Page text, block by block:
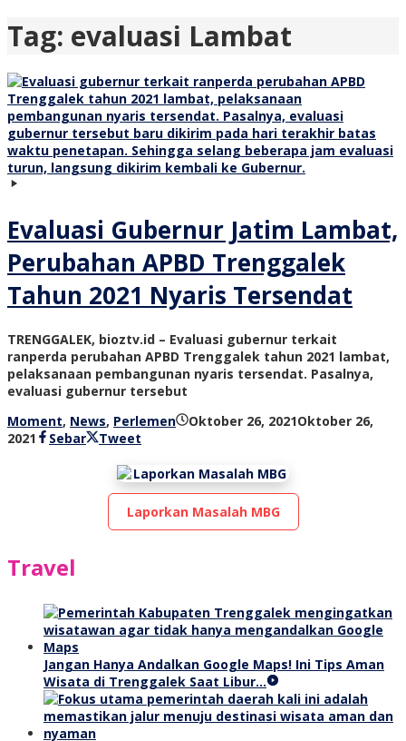
Tag: evaluasi Lambat
Evaluasi Gubernur Jatim Lambat,
Perubahan APBD Trenggalek
Tahun 2021 Nyaris Tersendat
TRENGGALEK, bioztv.id – Evaluasi gubernur terkait
ranperda perubahan APBD Trenggalek tahun 2021 lambat,
pelaksanaan pembangunan nyaris tersendat. Pasalnya,
evaluasi gubernur tersebut
Moment, News, Perlemen Oktober 26, 2021Oktober 26,
2021 olehSebar Tweet
Laporkan Masalah MBG
Travel
Jangan Hanya Andalkan Google Maps! Ini Tips Aman
Wisata di Trenggalek Saat Libur…